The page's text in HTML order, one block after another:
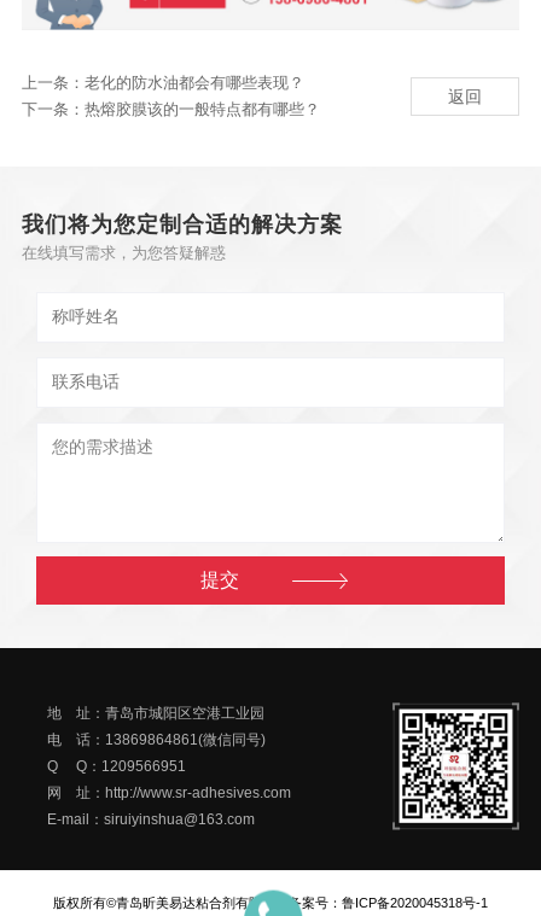
上一条： 老化的防水油都会有哪些表现？
下一条： 热熔胶膜该的一般特点都有哪些？
返回
我们将为您定制合适的解决方案
在线填写需求，为您答疑解惑
地 址：青岛市城阳区空港工业园
电 话：13869864861(微信同号)
Q Q：1209566951
网 址：http://www.sr-adhesives.com
E-mail：siruiyinshua@163.com
版权所有©青岛昕美易达粘合剂有限公司 备案号： 鲁ICP备2020045318号-1